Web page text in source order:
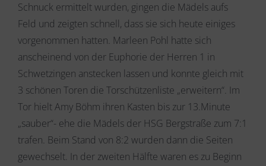
Schnuck ermittelt wurden, gingen die Mädels aufs
Feld und zeigten schnell, dass sie sich heute einiges
vorgenommen hatten. Marleen Pohl hatte sich
anscheinend von der Euphorie der Herren 1 in
Schwetzingen anstecken lassen und konnte gleich mit
3 schönen Toren die Torschützenliste „erweitern“. Im
Tor hielt Amy Böhm ihren Kasten bis zur 13.Minute
„sauber“- ehe die Mädels der HSG Bergstraße zum 7:1
trafen. Beim Stand von 8:2 wurden dann die Seiten
gewechselt. In der zweiten Hälfte waren es zu Beginn